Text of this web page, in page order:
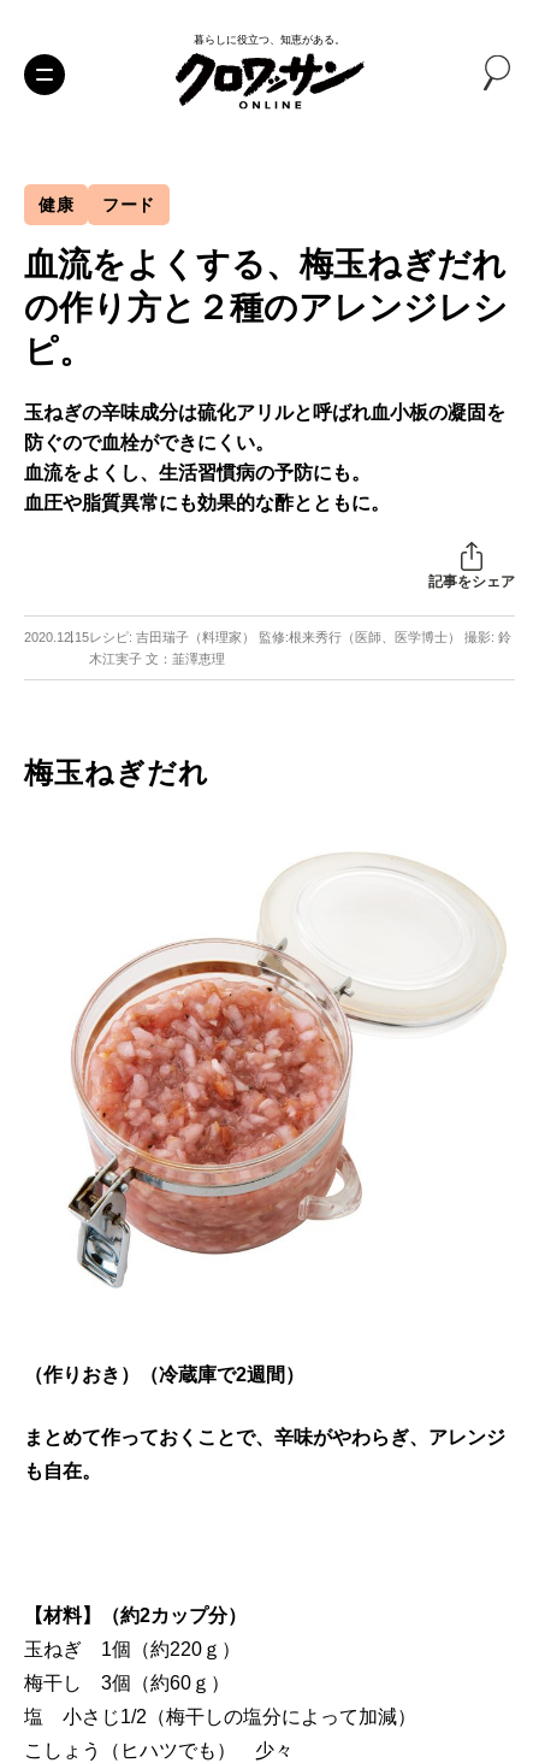
暮らしに役立つ、知恵がある。
健康 フード
血流をよくする、梅玉ねぎだれ
の作り方と２種のアレンジレシ
ピ。
玉ねぎの辛味成分は硫化アリルと呼ばれ血小板の凝固を
防ぐので血栓ができにくい。
血流をよくし、生活習慣病の予防にも。
血圧や脂質異常にも効果的な酢とともに。
記事をシェア
2020.12.15レシピ: 吉田瑞子（料理家） 監修:根来秀行（医師、医学博士） 撮影: 鈴
木江実子 文：韮澤恵理
梅玉ねぎだれ
（作りおき）（冷蔵庫で2週間）
まとめて作っておくことで、辛味がやわらぎ、アレンジ
も自在。
【材料】（約2カップ分）
玉ねぎ 1個（約220ｇ）
梅干し 3個（約60ｇ）
塩 小さじ1/2（梅干しの塩分によって加減）
こしょう（ヒハツでも） 少々